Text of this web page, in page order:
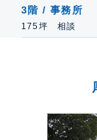
3階 / 事務所
175坪 相談